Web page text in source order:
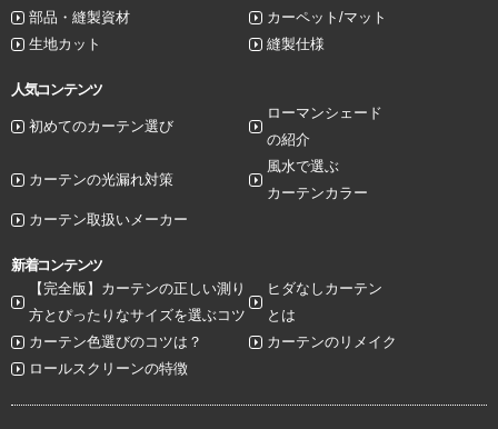
部品・縫製資材
カーペット/マット
生地カット
縫製仕様
人気コンテンツ
初めてのカーテン選び
ローマンシェード
の紹介
カーテンの光漏れ対策
風水で選ぶ
カーテンカラー
カーテン取扱いメーカー
新着コンテンツ
【完全版】カーテンの正しい測り
方とぴったりなサイズを選ぶコツ
ヒダなしカーテン
とは
カーテン色選びのコツは？
カーテンのリメイク
ロールスクリーンの特徴